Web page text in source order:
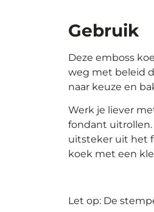
Gebruik
Deze emboss
weg met beleid
naar keuze en
Werk je liever
fondant
uitsteker uit het
koek met een
Let op: De